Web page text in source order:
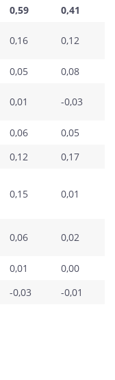
0,59
0,41
0,16 0,12
0,05
0,08
0,01 -0,03
0,06
0,05
0,12
0,17
0,15 0,01
0,06 0,02
0,01
0,00
-0,03
-0,01